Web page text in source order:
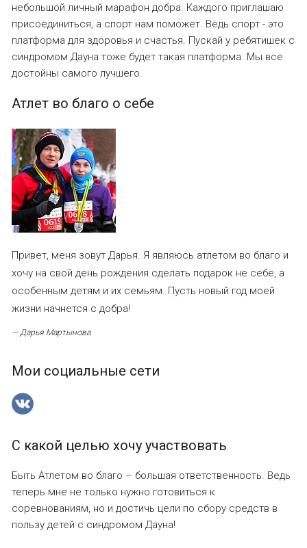
небольшой личный марафон добра. Каждого приглашаю
присоединиться, а спорт нам поможет. Ведь спорт - это
платформа для здоровья и счастья. Пускай у ребятишек с
синдромом Дауна тоже будет такая платформа. Мы все
достойны самого лучшего.
Атлет во благо о себе
Привет, меня зовут Дарья. Я являюсь атлетом во благо и
хочу на свой день рождения сделать подарок не себе, а
особенным детям и их семьям. Пусть новый год моей
жизни начнется с добра!
— Дарья Мартынова
Мои социальные сети
С какой целью хочу участвовать
Быть Атлетом во благо – большая ответственность. Ведь
теперь мне не только нужно готовиться к
соревнованиям, но и достичь цели по сбору средств в
пользу детей с синдромом Дауна!